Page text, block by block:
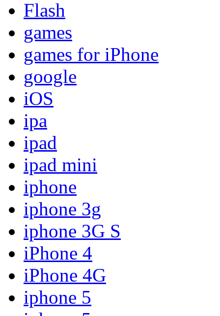
Flash
games
games for iPhone
google
iOS
ipa
ipad
ipad mini
iphone
iphone 3g
iphone 3G S
iPhone 4
iPhone 4G
iphone 5